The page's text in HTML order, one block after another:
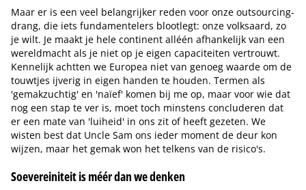
Maar er is een veel belangrijker reden voor onze outsourcing-
drang, die iets fundamentelers blootlegt: onze volksaard, zo
je wilt. Je maakt je hele continent alléén afhankelijk van een
wereldmacht als je niet op je eigen capaciteiten vertrouwt.
Kennelijk achtten we Europea niet van genoeg waarde om de
touwtjes ijverig in eigen handen te houden. Termen als
'gemakzuchtig' en 'naïef' komen bij me op, maar voor wie dat
nog een stap te ver is, moet toch minstens concluderen dat
er een mate van 'luiheid' in ons zit of heeft gezeten. We
wisten best dat Uncle Sam ons ieder moment de deur kon
wijzen, maar het gemak won het telkens van de risico's.
Soevereiniteit is méér dan we denken